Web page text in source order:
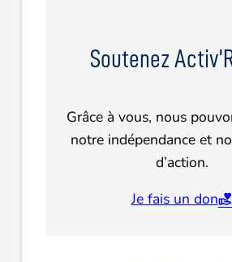
Soutenez
Grâce à vous, nous
notre indépendance et
d’action.
Je fais un don